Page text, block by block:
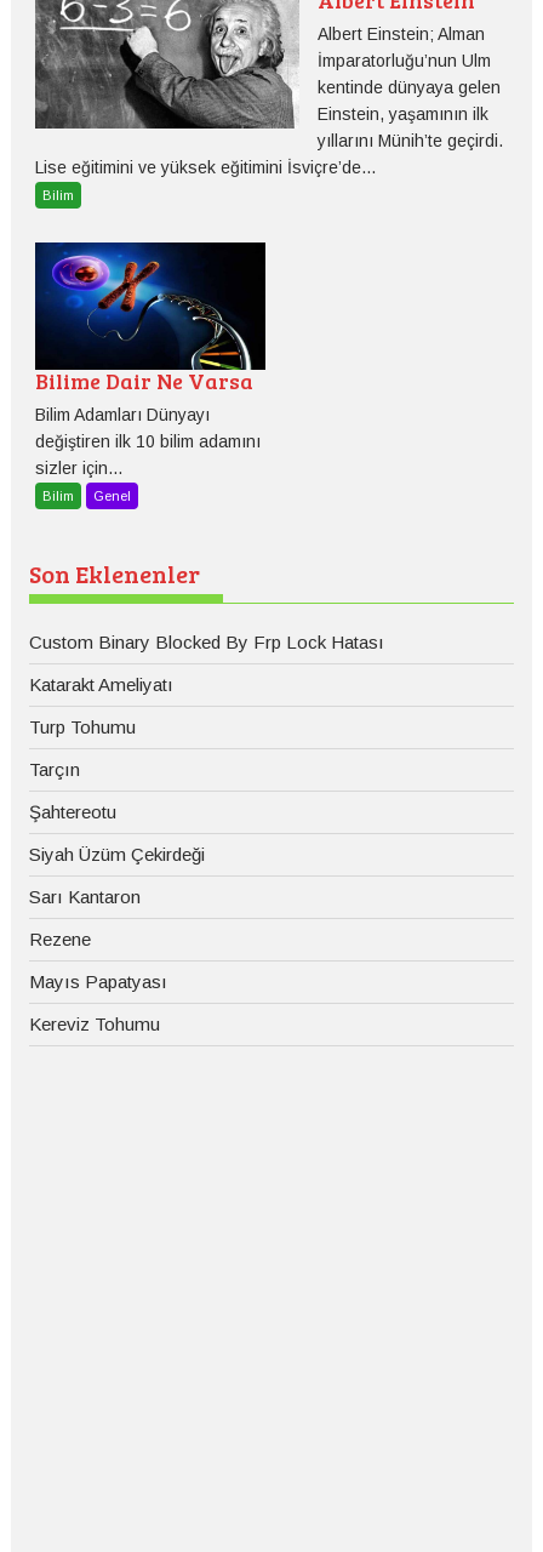
Albert Einstein; Alman
İmparatorluğu’nun Ulm
kentinde dünyaya gelen
Einstein, yaşamının ilk
yıllarını Münih’te geçirdi.
Lise eğitimini ve yüksek eğitimini İsviçre’de...
Bilim
Bilime Dair Ne Varsa
Bilim Adamları Dünyayı
değiştiren ilk 10 bilim adamını
sizler için...
Bilim Genel
Son Eklenenler
Custom Binary Blocked By Frp Lock Hatası
Katarakt Ameliyatı
Turp Tohumu
Tarçın
Şahtereotu
Siyah Üzüm Çekirdeği
Sarı Kantaron
Rezene
Mayıs Papatyası
Kereviz Tohumu